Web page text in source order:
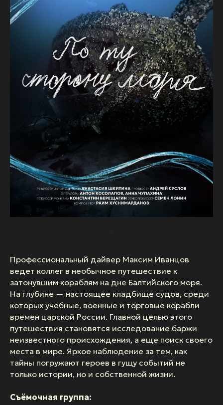
Профессиональный дайвер Максим Иванцов
ведет коллег в необычное путешествие к
затонувшим кораблям на дне Балтийского моря.
На глубине — настоящее кладбище судов, среди
которых учебные, военные и торговые корабли
времен царской России. Главной целью этого
путешествия становятся исследование баржи
неизвестного происхождения, а еще поиск своего
места в мире. Яркое наблюдение за тем, как
тайны погружают героев в гущу событий не
только истории, но и собственной жизни.
Съёмочная группа: